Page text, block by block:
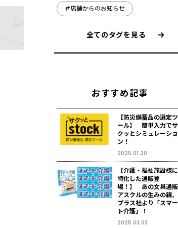
#店舗からのお知らせ
全てのタグを見る
おすすめ記事
【防災備蓄品の選定ツ
ール】 簡単入力でサ
クッとシミュレーショ
ン！
2025.01.20
【介護・福祉施設様に
特化した通販登
場！】 あの文具通販
アスクルの生みの親、
プラス社より「スマー
ト介護」！
2025.03.03